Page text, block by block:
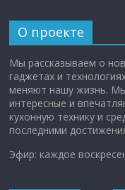
О проекте
Мы рассказываем о
гаджетах и
меняют нашу жизнь.
интересные и
кухонную технику и
последними
Эфир: каждое